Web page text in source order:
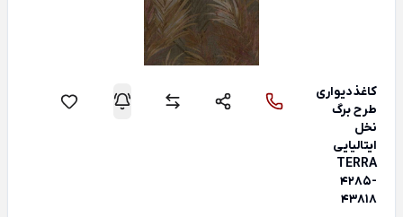
کاغذدیواری
طرح برگ
نخل
ایتالیایی
TERRA
4285-
43818